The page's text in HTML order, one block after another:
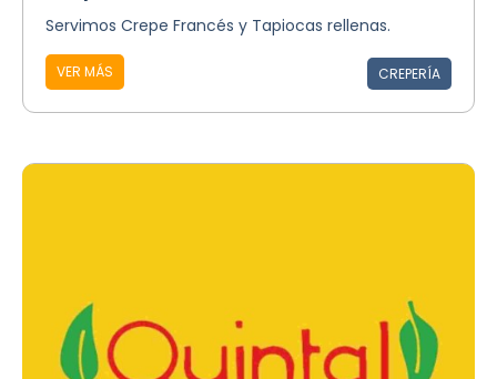
Servimos Crepe Francés y Tapiocas rellenas.
VER MÁS CREPERÍA